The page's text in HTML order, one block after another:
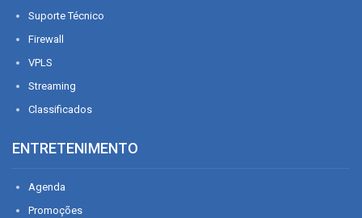
Suporte Técnico
Firewall
VPLS
Streaming
Classificados
ENTRETENIMENTO
Agenda
Promoções